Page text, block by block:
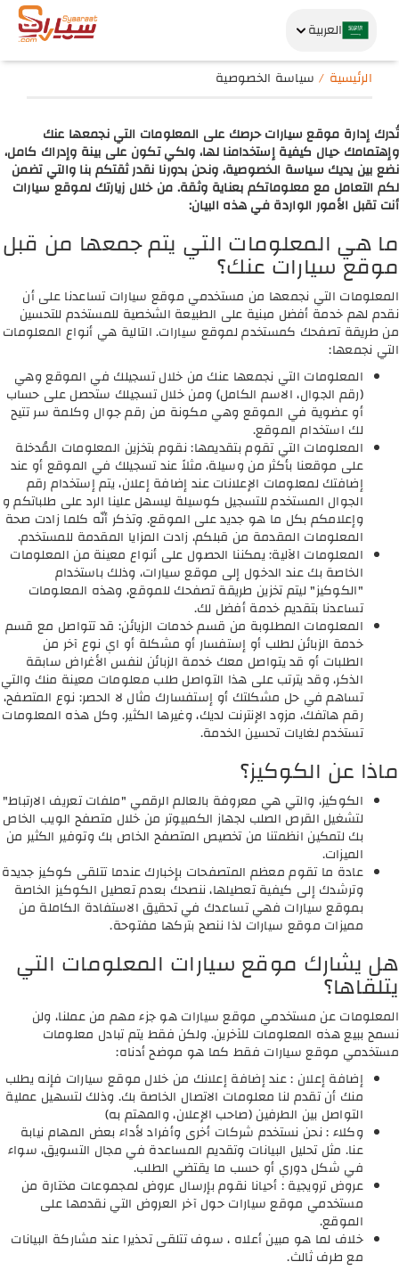
العربية
الرئيسية سياسة الخصوصية
تُدرك إدارة موقع سيارات حرصك على المعلومات التي نجمعها عنك
وإهتمامك حيال كيفية إستخدامنا لها، ولكي تكون على بينة وإدراك كامل،
نضع بين يديك سياسة الخصوصية، ونحن بدورنا نقدر ثقتكم بنا والتي تضمن
لكم التعامل مع معلوماتكم بعناية وثقة. من خلال زيارتك لموقع سيارات
أنت تقبل الأمور الواردة في هذه البيان:
ما هي المعلومات التي يتم جمعها من قبل
موقع سيارات عنك؟
المعلومات التي نجمعها من مستخدمي موقع سيارات تساعدنا على أن
نقدم لهم خدمة أفضل مبنية على الطبيعة الشخصية للمستخدم للتحسين
من طريقة تصفحك كمستخدم لموقع سيارات. التالية هي أنواع المعلومات
التي نجمعها:
المعلومات التي نجمعها عنك من خلال تسجيلك في الموقع وهي
(رقم الجوال، الاسم الكامل) ومن خلال تسجيلك ستحصل على حساب
أو عضوية في الموقع وهي مكونة من رقم جوال وكلمة سر تتيح
لك استخدام الموقع.
المعلومات التي تقوم بتقديمها: نقوم بتخزين المعلومات المُدخلة
على موقعنا بأكثر من وسيلة، مثلاً عند تسجيلك في الموقع أو عند
إضافتك لمعلومات الإعلانات عند إضافة إعلان، يتم إستخدام رقم
الجوال المستخدم للتسجيل كوسيلة ليسهل علينا الرد على طلباتكم و
وإعلامكم بكل ما هو جديد على الموقع. وتذكر أنّه كلما زادت صحة
المعلومات المقدمة من قبلكم، زادت المزايا المقدمة للمستخدم.
المعلومات الآلية: يمكننا الحصول على أنواع معينة من المعلومات
الخاصة بك عند الدخول إلى موقع سيارات، وذلك باستخدام
"الكوكيز" ليتم تخزين طريقة تصفحك للموقع، وهذه المعلومات
تساعدنا بتقديم خدمة أفضل لك.
المعلومات المطلوبة من قسم خدمات الزيائن: قد تتواصل مع قسم
خدمة الزبائن لطلب أو إستفسار أو مشكلة أو اي نوع آخر من
الطلبات أو قد يتواصل معك خدمة الزبائن لنفس الأغراض سابقة
الذكر، وقد يترتب على هذا التواصل طلب معلومات معينة منك والتي
تساهم في حل مشكلتك أو إستفسارك مثال لا الحصر: نوع المتصفح،
رقم هاتفك، مزود الإنترنت لديك، وغيرها الكثير. وكل هذه المعلومات
تستخدم لغايات تحسين الخدمة.
ماذا عن الكوكيز؟
الكوكيز، والتي هي معروفة بالعالم الرقمي "ملفات تعريف الارتباط"
لتشغيل القرص الصلب لجهاز الكمبيوتر من خلال متصفح الويب الخاص
بك لتمكين انظمتنا من تخصيص المتصفح الخاص بك وتوفير الكثير من
الميزات.
عادة ما تقوم معظم المتصفحات بإخبارك عندما تتلقى كوكيز جديدة
وترشدك إلى كيفية تعطيلها، ننصحك بعدم تعطيل الكوكيز الخاصة
بموقع سيارات فهي تساعدك في تحقيق الاستفادة الكاملة من
مميزات موقع سيارات لذا ننصح بتركها مفتوحة.
هل يشارك موقع سيارات المعلومات التي
يتلقاها؟
المعلومات عن مستخدمي موقع سيارات هو جزء مهم من عملنا، ولن
نسمح ببيع هذه المعلومات للآخرين. ولكن فقط يتم تبادل معلومات
مستخدمي موقع سيارات فقط كما هو موضح أدناه:
إضافة إعلان : عند إضافة إعلانك من خلال موقع سيارات فإنه يطلب
منك أن تقدم لنا معلومات الاتصال الخاصة بك. وذلك لتسهيل عملية
التواصل بين الطرفين (صاحب الإعلان، والمهتم به)
وكلاء : نحن نستخدم شركات أخرى وأفراد لأداء بعض المهام نيابة
عنا. مثل تحليل البيانات وتقديم المساعدة في مجال التسويق، سواء
في شكل دوري أو حسب ما يقتضي الطلب.
عروض ترويجية : أحيانا نقوم بإرسال عروض لمجموعات مختارة من
مستخدمي موقع سيارات حول آخر العروض التي نقدمها على
الموقع.
خلاف لما هو مبين أعلاه ، سوف تتلقى تحذيرا عند مشاركة البيانات
مع طرف ثالث.